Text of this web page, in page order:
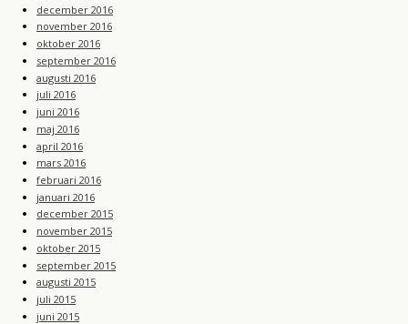
december 2016
november 2016
oktober 2016
september 2016
augusti 2016
juli 2016
juni 2016
maj 2016
april 2016
mars 2016
februari 2016
januari 2016
december 2015
november 2015
oktober 2015
september 2015
augusti 2015
juli 2015
juni 2015